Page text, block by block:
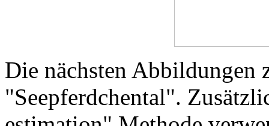
Die nächsten Abbildungen
"Seepferdchental".